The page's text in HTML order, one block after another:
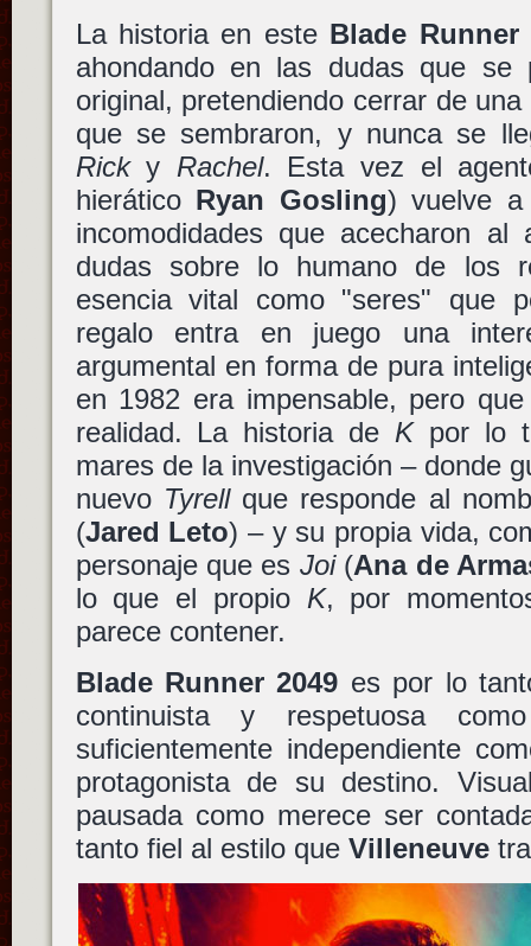
La historia en este Blade Runner
ahondando en las dudas que se
original, pretendiendo cerrar de
que se sembraron, y nunca se
Ricky Rachel. Esta vez el
hierático Ryan Gosling) vuelve a
incomodidades que acecharon
dudas sobre lo humano de los
esencia vital como "seres" que
regalo entra en juego una
argumental en forma de pura
en 1982 era impensable, pero
realidad. La historia de Kpor lo
mares de la investigación – donde
nuevo Tyrellque responde al
(Jared Leto) – y su propia vida,
personaje que es Joi(Ana de
lo que el propio K, por
parece contener.
Blade Runner 2049 es por lo
continuista y respetuosa
suficientemente independiente
protagonista de su destino.
pausada como merece ser
tanto fiel al estilo que Villeneuve